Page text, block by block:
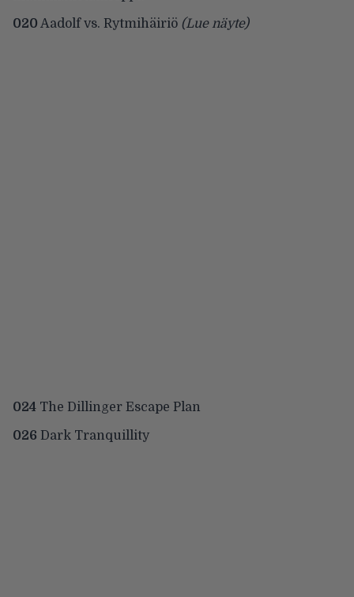
020 Aadolf vs. Rytmihäiriö (Lue näyte)
024 The Dillinger Escape Plan
026 Dark Tranquillity